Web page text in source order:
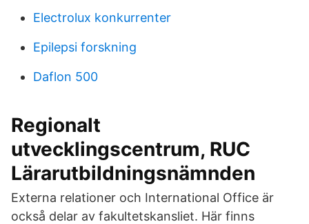
Electrolux konkurrenter
Epilepsi forskning
Daflon 500
Regionalt
utvecklingscentrum, RUC
Lärarutbildningsnämnden
Externa relationer och International Office är
också delar av fakultetskansliet. Här finns